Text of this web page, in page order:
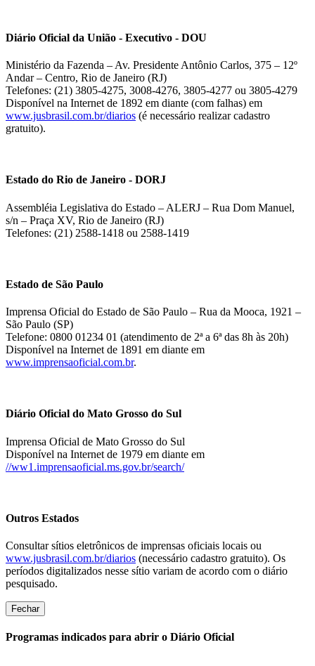
Diário Oficial da União - Executivo - DOU
Ministério da Fazenda – Av. Presidente Antônio Carlos, 375 – 12º
Andar – Centro, Rio de Janeiro (RJ)
Telefones: (21) 3805-4275, 3008-4276, 3805-4277 ou 3805-4279
Disponível na Internet de 1892 em diante (com falhas) em
www.jusbrasil.com.br/diarios (é necessário realizar cadastro
gratuito).
Estado do Rio de Janeiro - DORJ
Assembléia Legislativa do Estado – ALERJ – Rua Dom Manuel,
s/n – Praça XV, Rio de Janeiro (RJ)
Telefones: (21) 2588-1418 ou 2588-1419
Estado de São Paulo
Imprensa Oficial do Estado de São Paulo – Rua da Mooca, 1921 –
São Paulo (SP)
Telefone: 0800 01234 01 (atendimento de 2ª a 6ª das 8h às 20h)
Disponível na Internet de 1891 em diante em
www.imprensaoficial.com.br.
Diário Oficial do Mato Grosso do Sul
Imprensa Oficial de Mato Grosso do Sul
Disponível na Internet de 1979 em diante em
//ww1.imprensaoficial.ms.gov.br/search/
Outros Estados
Consultar sítios eletrônicos de imprensas oficiais locais ou
www.jusbrasil.com.br/diarios (necessário cadastro gratuito). Os
períodos digitalizados nesse sítio variam de acordo com o diário
pesquisado.
Fechar
Programas indicados para abrir o Diário Oficial